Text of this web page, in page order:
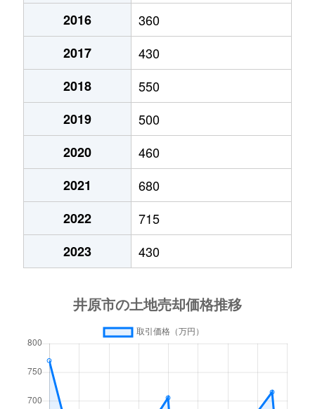
西江原町 430万円
西江原町
680万円
西江原町
1,500万円
西江原町
170万円
西江原町
400万円
野上町
96万円
東江原町
100万円
東江原町
1,100万円
東江原町
1,100万円
550万円 早雲の里荏原
東江原町
東江原町
2016
360
2017
430
2018
550
2019
500
2020
460
2021
680
2022
715
2023
430